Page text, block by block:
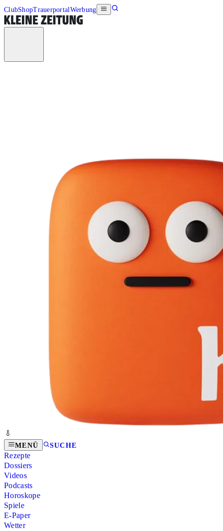
ClubShopTrauerportalWerbung
MENÜ SUCHE
Rezepte
Dossiers
Videos
Podcasts
Horoskope
Spiele
E-Paper
Wetter